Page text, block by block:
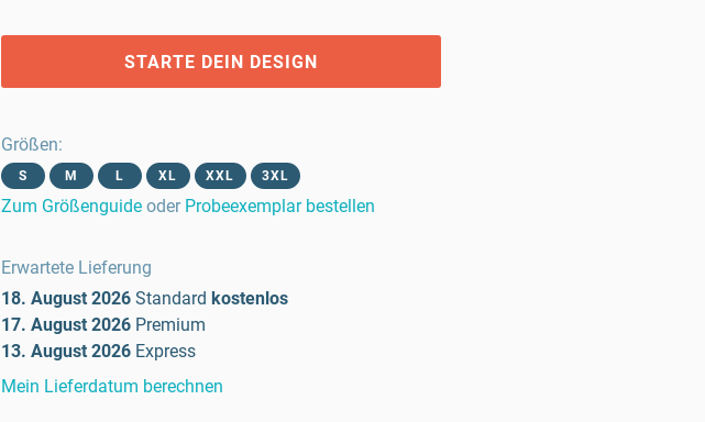
STARTE DEIN DESIGN
Größen:
S M L XL XXL 3XL
Zum Größenguide oder Probeexemplar bestellen
Erwartete Lieferung
18. August 2026 Standard kostenlos
17. August 2026 Premium
13. August 2026 Express
Mein Lieferdatum berechnen